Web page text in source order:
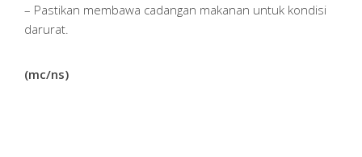
– Pastikan membawa cadangan makanan untuk kondisi
darurat.
(mc/ns)